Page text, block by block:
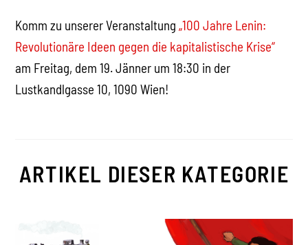
Komm zu unserer Veranstaltung„100 Jahre Lenin:
Revolutionäre Ideen gegen die kapitalistische Krise“
am Freitag, dem 19. Jänner um 18:30 in der
Lustkandlgasse 10, 1090 Wien!
ARTIKEL DIESER KATEGORIE